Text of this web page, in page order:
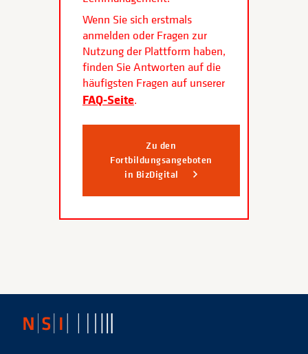
Wenn Sie sich erstmals
anmelden oder Fragen zur
Nutzung der Plattform haben,
finden Sie Antworten auf die
häufigsten Fragen auf unserer
FAQ-Seite.
Zu den
Fortbildungsangeboten
in BizDigital